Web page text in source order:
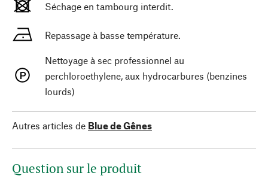
Séchage en tambourg interdit.
Repassage à basse température.
Nettoyage à sec professionnel au
perchloroethylene, aux hydrocarbures (benzines
lourds)
Autres articles de Blue de Gênes
Question sur le produit